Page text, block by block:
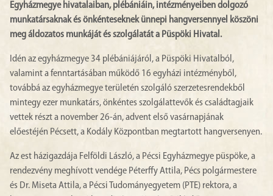
Egyházmegye hivatalaiban, plébániáin, intézményeiben dolgozó
munkatársaknak és önkénteseknek ünnepi hangversennyel köszöni
meg áldozatos munkáját és szolgálatát a Püspöki Hivatal.
Idén az egyházmegye 34 plébániájáról, a Püspöki Hivatalból,
valamint a fenntartásában működő 16 egyházi intézményből,
továbbá az egyházmegye területén szolgáló szerzetesrendekből
mintegy ezer munkatárs, önkéntes szolgálattevők és családtagjaik
vettek részt a november 26-án, advent első vasárnapjának
előestéjén Pécsett, a Kodály Központban megtartott hangversenyen.
Az est házigazdája Felföldi László, a Pécsi Egyházmegye püspöke, a
rendezvény meghívott vendége Péterffy Attila, Pécs polgármestere
és Dr. Miseta Attila, a Pécsi Tudományegyetem (PTE) rektora, a